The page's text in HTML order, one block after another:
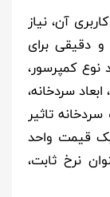
آن، نیاز
دقیقی برای
نوع کمپرسور،
سردخانه،
تاثیر
یک قیمت واحد
نرخ ثابت،